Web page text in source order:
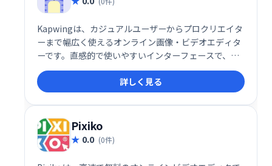
Kapwingは、カジュアルユーザーからプロクリエイタ
ーまで幅広く使えるオンライン画像・ビデオエディタ
ーです。直感的で使いやすいインターフェースで、字
幕作成、コラージュ制作、スクリーンキャスト編集な
ど、様々なタスクをスムーズにこなせます。チームで
の共同作業にも最適で、生産性向上に貢献します。動
画編集や画像加工を簡単に、そして楽しく行いたい方
におすすめです。
詳しく見る
Pixiko
0.0 (0件)